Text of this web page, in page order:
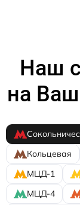
Наш
на
Кольцевая
МЦД-1
МЦД-4